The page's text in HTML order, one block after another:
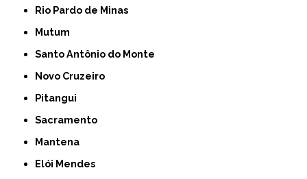
Rio Pardo de Minas
Mutum
Santo Antônio do Monte
Novo Cruzeiro
Pitangui
Sacramento
Mantena
Elói Mendes